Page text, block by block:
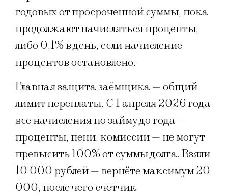
годовых от просроченной суммы, пока
продолжают начисляться проценты,
либо 0,1% в день, если начисление
процентов остановлено.
Главная защита заёмщика — общий
лимит переплаты. С 1 апреля 2026 года
все начисления по займу до года —
проценты, пени, комиссии — не могут
превысить 100% от суммы долга. Взяли
10 000 рублей — вернёте максимум 20
000, после чего счётчик